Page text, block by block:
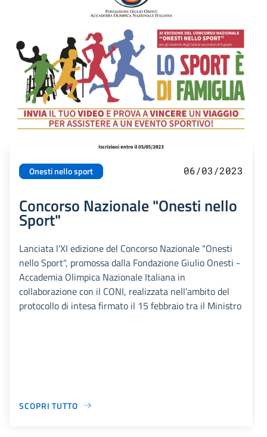
Onesti nello sport 06/03/2023
Concorso Nazionale "Onesti nello
Sport"
Lanciata l'XI edizione del Concorso Nazionale "Onesti
nello Sport", promossa dalla Fondazione Giulio Onesti -
Accademia Olimpica Nazionale Italiana in
collaborazione con il CONI, realizzata nell’ambito del
protocollo di intesa firmato il 15 febbraio tra il Ministro
SCOPRI TUTTO